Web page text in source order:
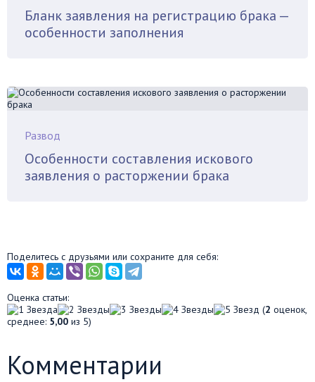
Бланк заявления на регистрацию брака —
особенности заполнения
Развод
Особенности составления искового
заявления о расторжении брака
Поделитесь с друзьями или сохраните для себя:
Оценка статьи:
(2 оценок,
среднее: 5,00 из 5)
Комментарии